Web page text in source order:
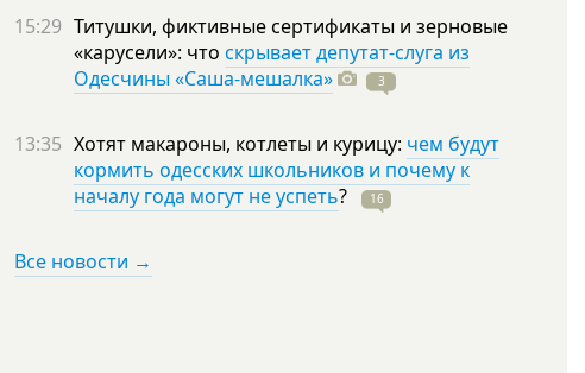
15:29 Титушки, фиктивные сертификаты и зерновые
«карусели»: что скрывает депутат-слуга из
Одесчины «Саша-мешалка»
3
13:35 Хотят макароны, котлеты и курицу: чем будут
кормить одесских школьников и почему к
началу года могут не успеть? 16
Все новости →